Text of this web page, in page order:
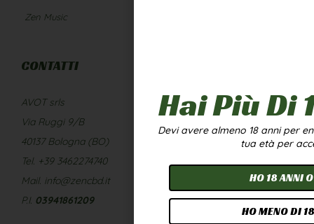
Zen Music
CONTATTI
AVOT srls
Via Ruggi 9/B
40137 Bologna (BO)
Tel. +39 3462274740
Mail. info@zencbd.it
P.I. 03941861209
Hai Più Di
Devi avere almeno 18 anni per
tua età per
HO 18 ANNI
HO MENO DI